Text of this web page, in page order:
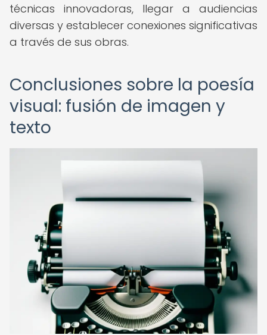
técnicas innovadoras, llegar a audiencias
diversas y establecer conexiones significativas
a través de sus obras.
Conclusiones sobre la poesía
visual: fusión de imagen y
texto